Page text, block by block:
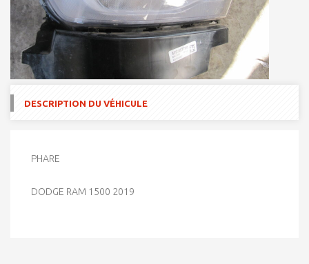
DESCRIPTION DU VÉHICULE
PHARE
DODGE RAM 1500 2019